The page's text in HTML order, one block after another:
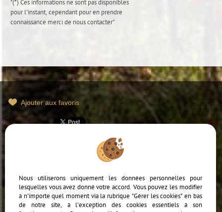
"(*) Ces informations ne sont pas disponibles
pour l'instant, cependant pour en prendre
connaissance merci de nous contacter"
Ajouter aux favoris
Politique de protection des données
Nous utiliserons uniquement les données personnelles pour
lesquelles vous avez donné votre accord. Vous pouvez les modifier
à n'importe quel moment via la rubrique "Gérer les cookies" en bas
de notre site, à l'exception des cookies essentiels à son